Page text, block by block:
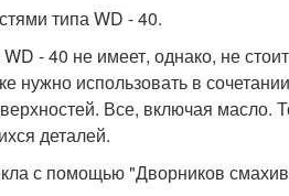
типа WD - 40.
- 40 не имеет, однако, не
нужно использовать в
Все, включая масло.
деталей.
с помощью "Дворников